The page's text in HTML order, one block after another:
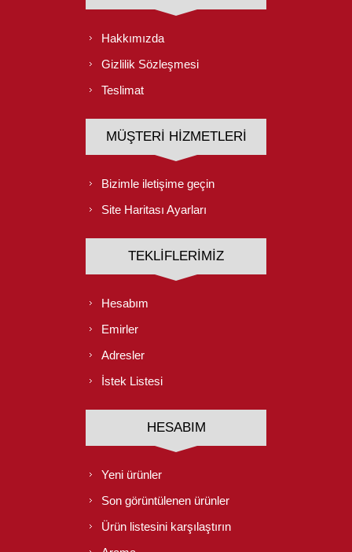
Hakkımızda
Gizlilik Sözleşmesi
Teslimat
MÜŞTERI HIZMETLERI
Bizimle iletişime geçin
Site Haritası Ayarları
TEKLIFLERIMIZ
Hesabım
Emirler
Adresler
İstek Listesi
HESABIM
Yeni ürünler
Son görüntülenen ürünler
Ürün listesini karşılaştırın